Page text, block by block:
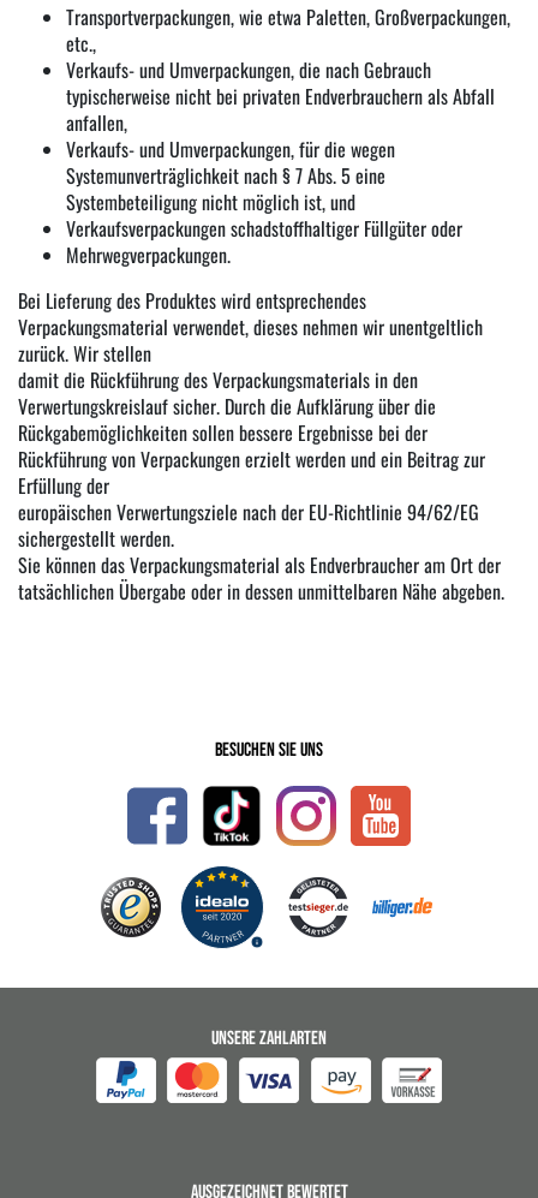
Transportverpackungen, wie etwa Paletten, Großverpackungen,
etc.,
Verkaufs- und Umverpackungen, die nach Gebrauch
typischerweise nicht bei privaten Endverbrauchern als Abfall
anfallen,
Verkaufs- und Umverpackungen, für die wegen
Systemunverträglichkeit nach § 7 Abs. 5 eine
Systembeteiligung nicht möglich ist, und
Verkaufsverpackungen schadstoffhaltiger Füllgüter oder
Mehrwegverpackungen.
Bei Lieferung des Produktes wird entsprechendes
Verpackungsmaterial verwendet, dieses nehmen wir unentgeltlich
zurück. Wir stellen
damit die Rückführung des Verpackungsmaterials in den
Verwertungskreislauf sicher. Durch die Aufklärung über die
Rückgabemöglichkeiten sollen bessere Ergebnisse bei der
Rückführung von Verpackungen erzielt werden und ein Beitrag zur
Erfüllung der
europäischen Verwertungsziele nach der EU-Richtlinie 94/62/EG
sichergestellt werden.
Sie können das Verpackungsmaterial als Endverbraucher am Ort der
tatsächlichen Übergabe oder in dessen unmittelbaren Nähe abgeben.
Besuchen Sie uns
UNSERE ZAHLARTEN
AUSGEZEICHNET BEWERTET